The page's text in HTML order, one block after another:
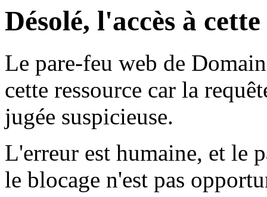
Désolé, l'accès à
Le pare-feu web de
cette ressource car la
jugée suspicieuse.
L'erreur est humaine, et le
le blocage n'est pas